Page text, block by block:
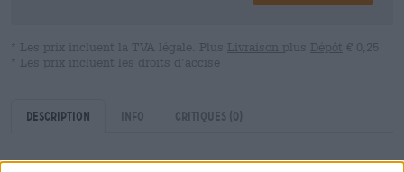
* Les prix incluent la TVA légale. Plus Livraison plus Dépôt € 0,25
* Les prix incluent les droits d’accise
Description Info Critiques (0)